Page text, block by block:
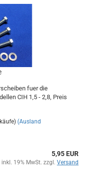
fuer die
CIH 1,5 - 2,8, Preis
(Ausland
5,95 EUR
inkl. 19% MwSt. zzgl. Versand